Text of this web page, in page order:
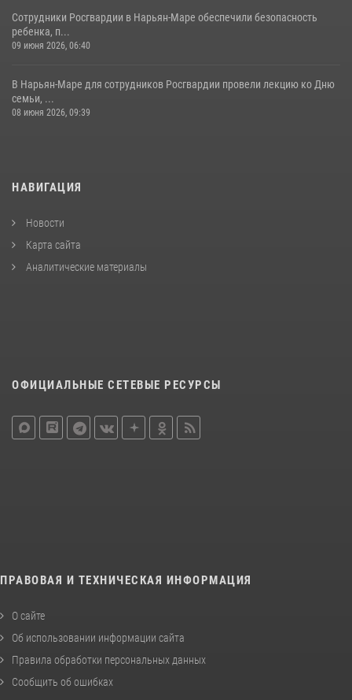
Сотрудники Росгвардии в Нарьян-Маре обеспечили безопасность
ребенка, п...
09 июня 2026, 06:40
В Нарьян-Маре для сотрудников Росгвардии провели лекцию ко Дню
семьи, ...
08 июня 2026, 09:39
НАВИГАЦИЯ
Новости
Карта сайта
Аналитические материалы
ОФИЦИАЛЬНЫЕ СЕТЕВЫЕ РЕСУРСЫ
ПРАВОВАЯ И ТЕХНИЧЕСКАЯ ИНФОРМАЦИЯ
О сайте
Об использовании информации сайта
Правила обработки персональных данных
Сообщить об ошибках